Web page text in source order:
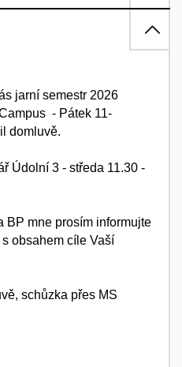
jarní semestr 2026
- Pátek 11-
domluvě.
Údolní 3 - středa 11.30 -
BP mne prosím informujte
obsahem cíle Vaší
schůzka přes MS